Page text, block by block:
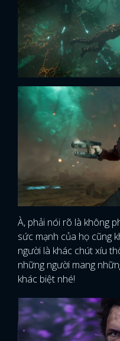
À, phải nói rõ là không
sức mạnh của họ cũng
người là khác chút xíu
những người mang
khác biệt nhé!